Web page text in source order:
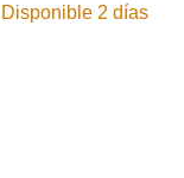
Disponible 2 días